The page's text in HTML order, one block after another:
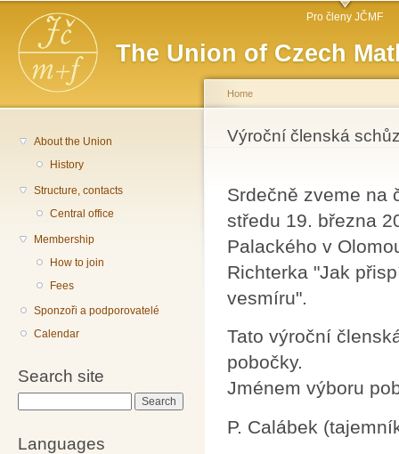
The Union of Czech
Main menu Pro členy JČMF
About the Union
History
Structure, contacts
Central office
Membership
How to join
Fees
Sponzoři a podporovatelé
Calendar
Search site
Languages
You are here
Home
Výroční členská
Srdečně zveme na
středu 19. března
Palackého v
Richterka "Jak
vesmíru".
Tato výroční
pobočky.
Jménem výboru
P. Calábek